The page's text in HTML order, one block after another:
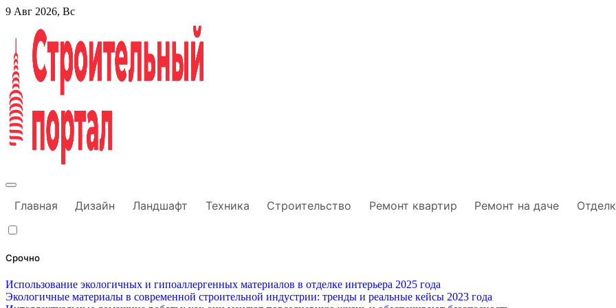
Перейти
содержанию
9 Авг 2026, Вс
Главная Дизайн Ландшафт Техника Строительство Ремонт квартир Ремонт на даче
Срочно
Использование экологичных и гипоаллергенных материалов в отделке интерьера 2025 года
Экологичные материалы в современной строительной индустрии: тренды и реальные кейсы 2023 года